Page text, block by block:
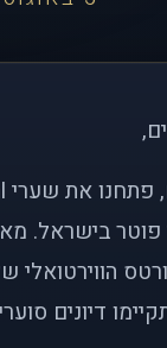
פוטר בישראל.
דיונים